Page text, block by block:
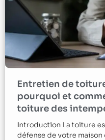
Entretien de
pourquoi et
toiture des
Introduction La toiture
défense de votre